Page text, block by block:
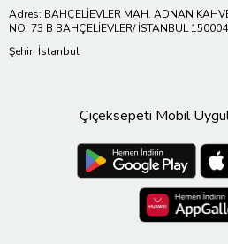
Adres: BAHÇELİEVLER MAH. ADNAN
NO: 73 B BAHÇELİEVLER/ İSTANBUL
Şehir: İstanbul
Çiçeksepeti Mobil